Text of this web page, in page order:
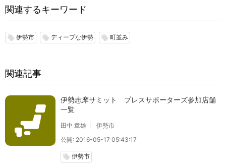
関連するキーワード
local_offer 伊勢市 local_offer ディープな伊勢 local_offer 町並み
関連記事
伊勢志摩サミット プレスサポーターズ参加店舗
一覧
田中 章雄
伊勢市
公開: 2016-05-17 05:43:17
local_offer 伊勢市